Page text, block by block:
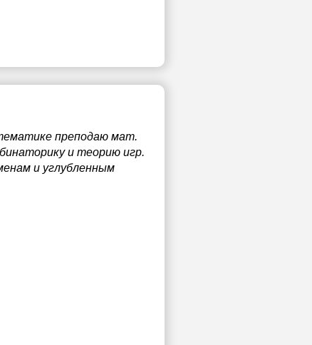
преподаю мат.
и теорию игр.
и углубленным